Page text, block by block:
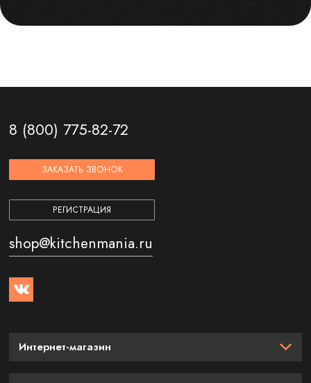
8 (800) 775-82-72
ЗАКАЗАТЬ ЗВОНОК
РЕГИСТРАЦИЯ
shop@kitchenmania.ru
Интернет-магазин